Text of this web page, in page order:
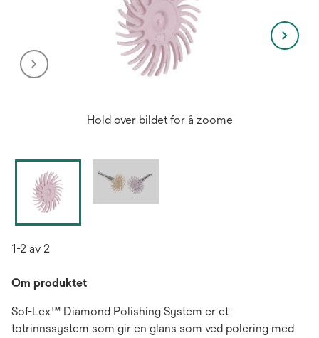
Hold over bildet for å zoome
1-2 av 2
Om produktet
Sof-Lex™ Diamond Polishing System er et
totrinnssystem som gir en glans som ved polering med